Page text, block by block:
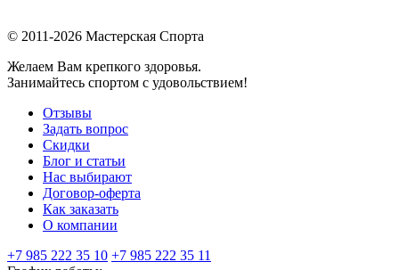
© 2011-2026 Мастерская Спорта
Желаем Вам крепкого здоровья.
Занимайтесь спортом с удовольствием!
Отзывы
Задать вопрос
Скидки
Блог и статьи
Нас выбирают
Договор-оферта
Как заказать
О компании
+7 985 222 35 10 +7 985 222 35 11